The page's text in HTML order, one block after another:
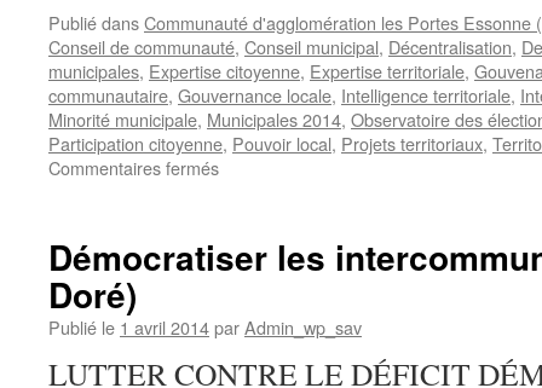
Publié dansCommunauté d'agglomération les Portes Essonne
Conseil de communauté, Conseil municipal, Décentralisation,
municipales, Expertise citoyenne, Expertise territoriale,
communautaire, Gouvernance locale, Intelligence territoriale,
Minorité municipale, Municipales 2014, Observatoire des
Participation citoyenne, Pouvoir local, Projets territoriaux,
Commentaires ferméssur
des
(La
Gazette
Démocratiser les
Doré)
Publié le 1 avril 2014parAdmin_wp_sav
LUTTER CONTRE LE DÉFICIT